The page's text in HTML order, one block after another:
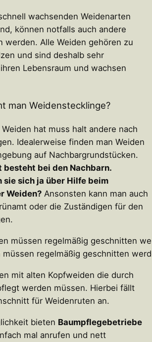
wachsenden Weidenarten
können notfalls auch andere
werden. Alle Weiden gehören zu
und sind deshalb sehr
Lebensraum und wachsen
man Weidenstecklinge?
hat muss halt andere nach
Idealerweise finden man Weiden
auf Nachbargrundstücken.
besteht bei den Nachbarn.
sich ja über Hilfe beim
Weiden? Ansonsten kann man auch
oder die Zuständigen für den
müssen regelmäßig geschnitten
mit alten Kopfweiden die durch
werden müssen. Hierbei fällt
für Weidenruten an.
bieten Baumpflegebetriebe
mal anrufen und nett